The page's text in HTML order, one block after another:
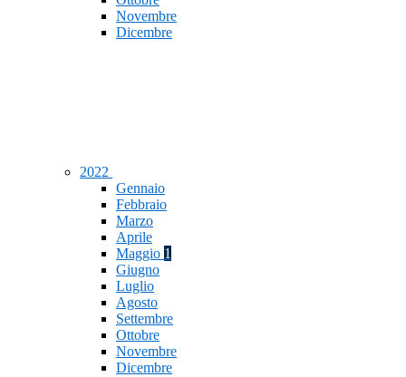
Novembre
Dicembre
2022
Gennaio
Febbraio
Marzo
Aprile
Maggio 1
Giugno
Luglio
Agosto
Settembre
Ottobre
Novembre
Dicembre